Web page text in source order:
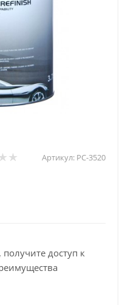
Артикул: PC-3520
доступ к